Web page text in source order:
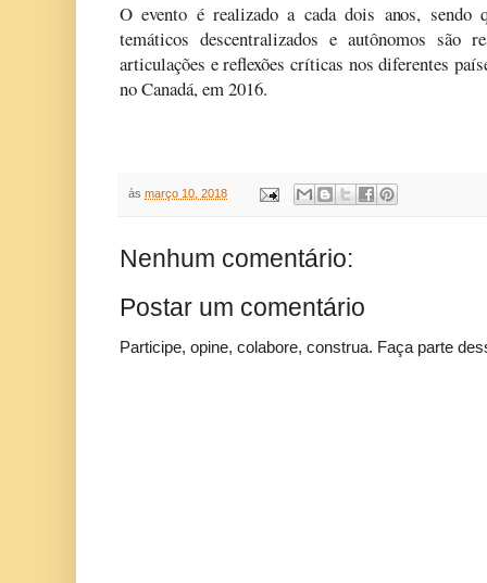
O evento é realizado a cada dois anos, sendo
temáticos descentralizados e autônomos são
articulações e reflexões críticas nos diferentes
no Canadá, em 2016.
às março 10, 2018
Nenhum comentário:
Postar um comentário
Participe, opine, colabore, construa. Faça parte